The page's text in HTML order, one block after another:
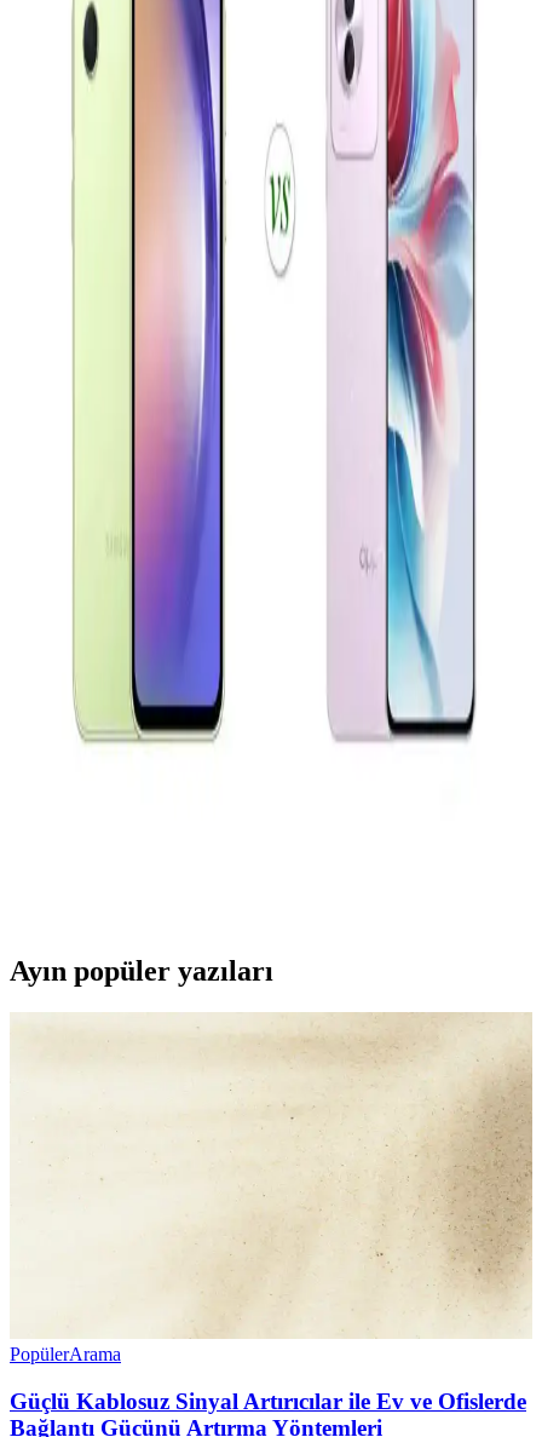
Günümüzde akıllı telefonlar, gelişmiş kameralar, hızlı işlemciler ve
5G teknolojisiyle yaşamımızı dönüştürüyor. Yapay zeka ve
katlanabilir ekranlar gibi yenilikler, kullanıcı deneyimini
zenginleştiriyor.
Samsung Galaxy A01: Uygun Fiyatlı Giriş Seviyesi
Akıllı Telefonu Özellikleri ve Performansı
Galaxy A01, uygun fiyatı ve temel özellikleriyle giriş seviyesi
kullanıcılar için ideal. 5.7 inç ekran, çift kamera ve 3000 mAh
batarya ile günlük kullanım için uygun bir seçenek.
Akıllı Telefon Seçiminde Ekran, Batarya ve Kamera
Bu yazıda Oppo Reno A3 ve Samsung A04e gibi çeşitli akıllı
telefon modellerinin ekran, batarya ve kamera özellikleri
karşılaştırılarak kullanıcıların tercihini etkileyen faktörler inceleniyor.
Xiaomi Redmi 13 ve Samsung Galaxy A16
Karşılaştırması Güncel Özellikler ve Teknolojik
Xiaomi Redmi 13 ve Samsung Galaxy A16 modellerinin tasarım,
ekran, kamera ve batarya özellikleri karşılaştırılarak güncel
Samsung Galaxy A Serisi Model Seçimi ve Teknik
Özellikler Rehberi
Samsung Galaxy A serisinin teknik detayları ve model seçiminde
dikkat edilmesi gerekenler hakkında kapsamlı bilgiler içerir.
Ayın popüler yazıları
PopülerArama
Güçlü Kablosuz Sinyal Artırıcılar ile Ev ve Ofislerde
Bağlantı Gücünü Artırma Yöntemleri